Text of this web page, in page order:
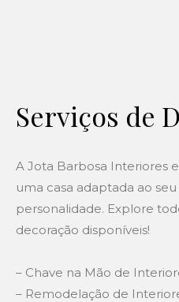
Serviços de
A Jota Barbosa Interiores
uma casa adaptada ao
personalidade. Explore
decoração disponíveis!
– Chave na Mão de
– Remodelação de